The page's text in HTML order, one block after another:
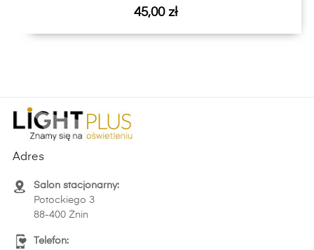
Cena
45,00 zł
Adres
Salon stacjonarny:
Potockiego 3
88-400 Żnin
Telefon: